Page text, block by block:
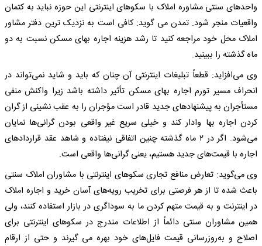
واحدهای سنتی مشاوره املاک با سکوهای اینترنتی این حوزه نباید به کتمان
واقعیات منجر شود. تمدن می گوید: کافی است به نزدیک ترین دفتر مشاور
املاک محل خود مراجعه کنید تا رشد هزینه اجاره بهای مسکن نسبت به دو
ماه گذشته را ببینید.
وی می‌افزاید: قطعاً تبلیغات اینترنتی آن چنان که باید و شاید نمی‌تواند در
انحراف مسیر تورم اجاره بهای مسکن تأثیر داشته باشد زیرا واکنش منفی
مستأجران به پیشنهادهای جدید قادر است مؤجران را به عقب نشینی از گران
کردن اجاره بها وادار کند و خیلی سریع غیر واقعی بودن گرانی‌ها نمایان
می‌شود. اگر در ۲ ماه گذشته چنین اتفاقی نیفتاده و شاهد عقد قراردادهای
اجاره با قیمت‌های جدید هستیم، یعنی گرانی‌ها واقعی است.
وی می‌گوید: تعارض منافع تجاری سکوهای اینترنتی با مشاوران املاک سنتی
باعث شده تا از هر فرصتی برای تخریب رویه‌های آسان خرید و اجاره املاک
در اینترنت و به قیمت متهم کردن ما به سوداگری در بازار استفاده کنند، ولی
همین مشاوران سنتی دائماً از اطلاعات مندرج در سکوهای اینترنتی برای
اصلاح و به‌روزرسانی قیمت فایل‌های خود بهره می گیرند و حتی از ارقام